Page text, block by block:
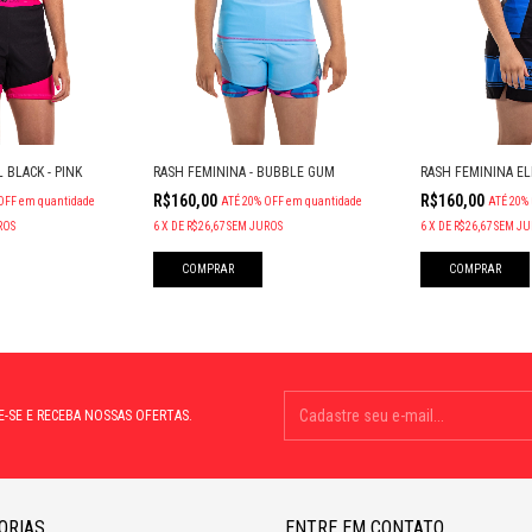
BLACK - PINK
em quantidade
RASH FEMININA - BUBBLE GUM
R$160,00 ATÉ 20% OFFem quantidade
6X DE R$26,67SEM JUROS
COMPRAR
RASH FEMININA
R$160,00 ATÉ 20%
6X DE R$26,67SEM
COMPRAR
SE E RECEBA NOSSAS OFERTAS.